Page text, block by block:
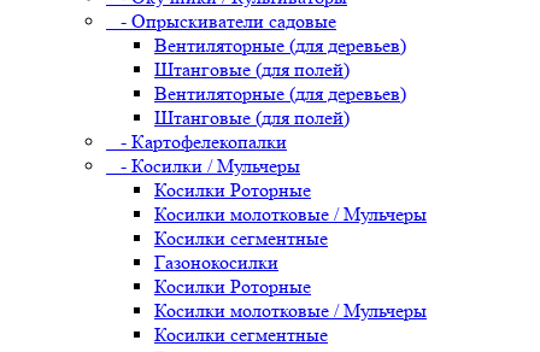
- Опрыскиватели садовые
Вентиляторные (для деревьев)
Штанговые (для полей)
Вентиляторные (для деревьев)
Штанговые (для полей)
- Картофелекопалки
- Косилки / Мульчеры
Косилки Роторные
Косилки молотковые / Мульчеры
Косилки сегментные
Газонокосилки
Косилки Роторные
Косилки молотковые / Мульчеры
Косилки сегментные